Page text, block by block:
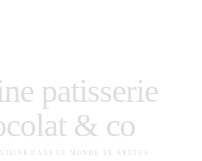
patisserie
& co
DANS CE MONDE DE BRUTES